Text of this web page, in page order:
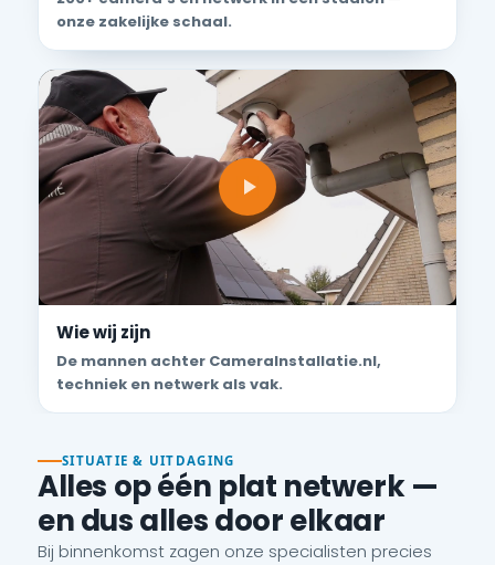
onze zakelijke schaal.
Wie wij zijn
De mannen achter CameraInstallatie.nl,
techniek en netwerk als vak.
SITUATIE & UITDAGING
Alles op één plat netwerk —
en dus alles door elkaar
Bij binnenkomst zagen onze specialisten precies